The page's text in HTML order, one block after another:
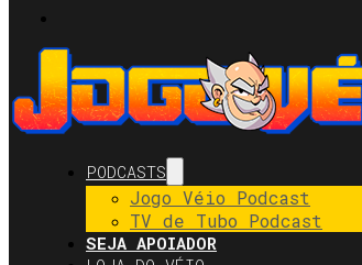
PODCASTS
Jogo Véio Podcast
TV de Tubo Podcast
SEJA APOIADOR